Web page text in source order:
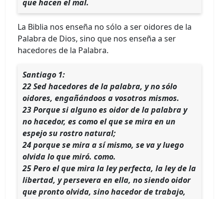
que hacen el mal.
La Biblia nos enseña no sólo a ser oidores de la
Palabra de Dios, sino que nos enseña a ser
hacedores de la Palabra.
Santiago 1:
22 Sed hacedores de la palabra, y no sólo
oidores, engañándoos a vosotros mismos.
23 Porque si alguno es oidor de la palabra y
no hacedor, es como el que se mira en un
espejo su rostro natural;
24 porque se mira a sí mismo, se va y luego
olvida lo que miró. como.
25 Pero el que mira la ley perfecta, la ley de la
libertad, y persevera en ella, no siendo oidor
que pronto olvida, sino hacedor de trabajo,